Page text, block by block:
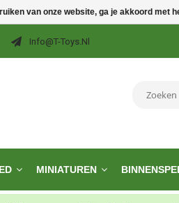
Info@t-Toys.nl
MINIATUREN
van onze website, ga je akkoord met